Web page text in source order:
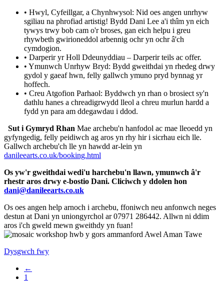
• Hwyl, Cyfeillgar, a Chynhwysol: Nid oes angen unrhyw
sgiliau na phrofiad artistig! Bydd Dani Lee a'i thîm yn eich
tywys trwy bob cam o'r broses, gan eich helpu i greu
rhywbeth gwirioneddol arbennig ochr yn ochr â'ch
cymdogion.
• Darperir yr Holl Ddeunyddiau – Darperir teils ac offer.
• Ymunwch Unrhyw Bryd: Bydd gweithdai yn rhedeg drwy
gydol y gaeaf hwn, felly gallwch ymuno pryd bynnag yr
hoffech.
• Creu Atgofion Parhaol: Byddwch yn rhan o brosiect sy'n
dathlu hanes a chreadigrwydd lleol a chreu murlun hardd a
fydd yn para am ddegawdau i ddod.
Sut i Gymryd Rhan Mae archebu'n hanfodol ac mae lleoedd yn
gyfyngedig, felly peidiwch ag aros yn rhy hir i sicrhau eich lle.
Gallwch archebu'ch lle yn hawdd ar-lein yn
danileearts.co.uk/booking.html
Os yw'r gweithdai wedi'u harchebu'n llawn, ymunwch â'r
rhestr aros drwy e-bostio Dani. Cliciwch y ddolen hon
dani@danileearts.co.uk
Os oes angen help arnoch i archebu, ffoniwch neu anfonwch neges
destun at Dani yn uniongyrchol ar 07971 286442. Allwn ni ddim
aros i'ch gweld mewn gweithdy yn fuan!
Dysgwch fwy
←
1